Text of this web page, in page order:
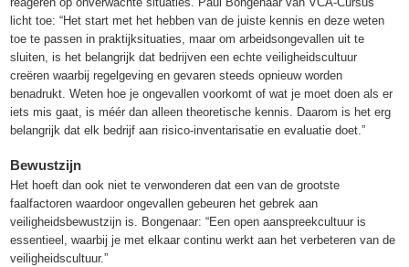
licht toe: “Het start met het hebben van de juiste kennis en deze weten
toe te passen in praktijksituaties, maar om arbeidsongevallen uit te
sluiten, is het belangrijk dat bedrijven een echte veiligheidscultuur
creëren waarbij regelgeving en gevaren steeds opnieuw worden
benadrukt. Weten hoe je ongevallen voorkomt of wat je moet doen als er
iets mis gaat, is méér dan alleen theoretische kennis. Daarom is het erg
belangrijk dat elk bedrijf aan risico-inventarisatie en evaluatie doet.”
Bewustzijn
Het hoeft dan ook niet te verwonderen dat een van de grootste
faalfactoren waardoor ongevallen gebeuren het gebrek aan
veiligheidsbewustzijn is. Bongenaar: “Een open aanspreekcultuur is
essentieel, waarbij je met elkaar continu werkt aan het verbeteren van de
veiligheidscultuur.”